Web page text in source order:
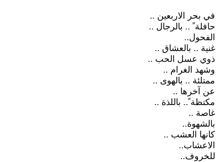
في بحر الاربعين ..
حافلة ً .. بالرجال ..
الفحول..
غنية .. بالعشاق ..
ذوي عسل الحب ..
وشهد الغرام ..
ممتلئة .. بالهوى ..
عن آخرها ..
مكتظة ً.. باللذة ..
غاصة ..
بالشهوة..
كانها العشب ..
الاعشاب..
للخروف..